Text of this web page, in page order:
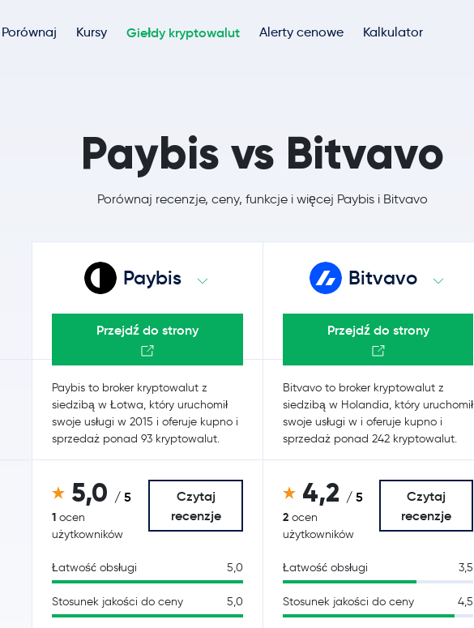
Porównaj Kursy Giełdy kryptowalut Alerty cenowe Kalkulator
Paybis vs Bitvavo
Porównaj recenzje, ceny, funkcje i więcej Paybis i Bitvavo
Paybis
Przejdź do strony
Paybis to broker kryptowalut z
siedzibą w Łotwa, który uruchomił
swoje usługi w 2015 i oferuje kupno i
sprzedaż ponad 93 kryptowalut.
5,0 / 5
1 ocen
użytkowników
Czytaj
recenzje
Łatwość obsługi 5,0
Stosunek jakości do ceny 5,0
Bitvavo
Przejdź do strony
Bitvavo to broker kryptowalut z
siedzibą w Holandia, który uruchomił
swoje usługi w i oferuje kupno i
sprzedaż ponad 242 kryptowalut.
4,2 / 5
2 ocen
użytkowników
Czytaj
recenzje
Łatwość obsługi 3,5
Stosunek jakości do ceny 4,5